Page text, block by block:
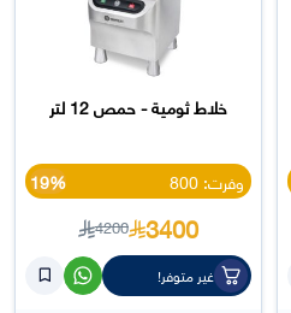
خلاط ثومية - حمص 12 لتر
وفرت: 800 19%
3400
4200
غير متوفر!